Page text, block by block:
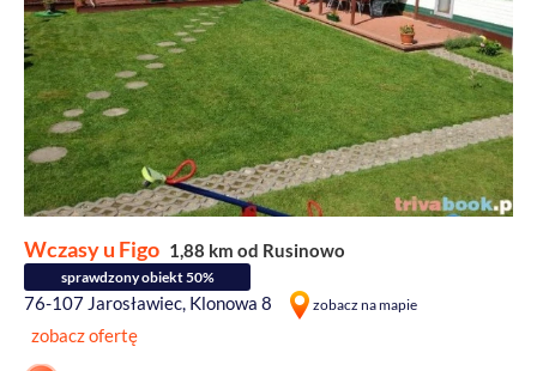
Wczasy u Figo 1,88 km od Rusinowo
sprawdzony obiekt 50%
76-107 Jarosławiec, Klonowa 8 zobacz na mapie
zobacz ofertę